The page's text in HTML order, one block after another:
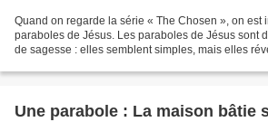
Quand on regarde la série « The Chosen », on est
paraboles de Jésus. Les paraboles de Jésus sont
de sagesse : elles semblent simples, mais elles
Une parabole : La maison bâtie